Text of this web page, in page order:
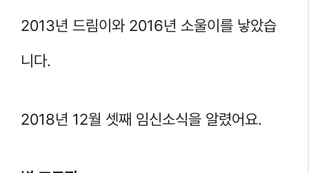
2013년 드림이와 2016년 소울이를 낳았습
니다.
2018년 12월 셋째 임신소식을 알렸어요.